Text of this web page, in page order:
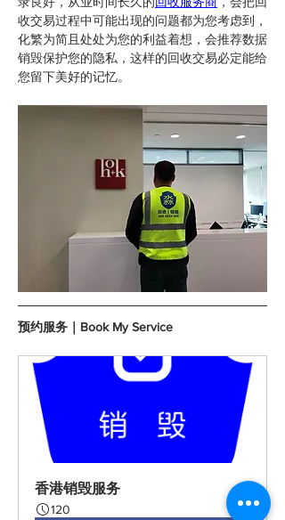
收交易过程中可能出现的问题都为您考虑到，
化繁为简且处处为您的利益着想，会推荐数据
销毁保护您的隐私，这样的回收交易必定能给
您留下美好的记忆。
预约服务｜Book My Service
香港销毁服务
120